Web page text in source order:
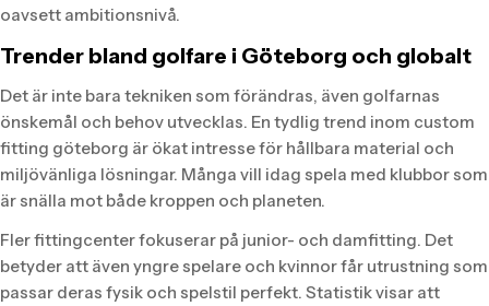
oavsett ambitionsnivå.
Trender bland golfare i Göteborg och globalt
Det är inte bara tekniken som förändras, även golfarnas
önskemål och behov utvecklas. En tydlig trend inom custom
fitting göteborg är ökat intresse för hållbara material och
miljövänliga lösningar. Många vill idag spela med klubbor som
är snälla mot både kroppen och planeten.
Fler fittingcenter fokuserar på junior- och damfitting. Det
betyder att även yngre spelare och kvinnor får utrustning som
passar deras fysik och spelstil perfekt. Statistik visar att